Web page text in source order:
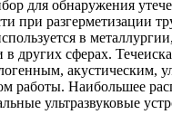
для обнаружения
при разгерметизации
в
других сферах.
акустическим,
работы. Наибольшее
ультразвуковые